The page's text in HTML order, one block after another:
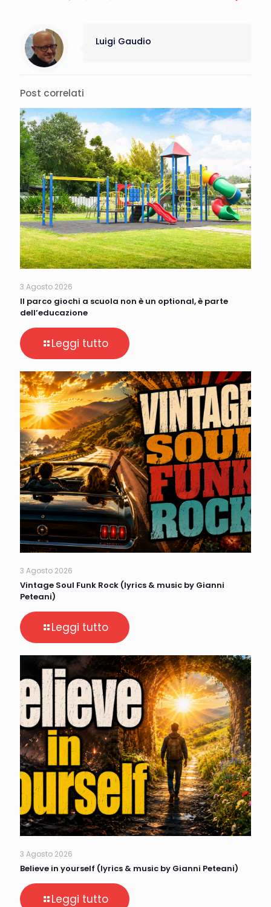
Luigi Gaudio
Post correlati
3 Agosto 2026
Il parco giochi a scuola non è un optional, è parte
dell’educazione
Leggi tutto
3 Agosto 2026
Vintage Soul Funk Rock (lyrics & music by Gianni
Peteani)
Leggi tutto
3 Agosto 2026
Believe in yourself (lyrics & music by Gianni Peteani)
Leggi tutto